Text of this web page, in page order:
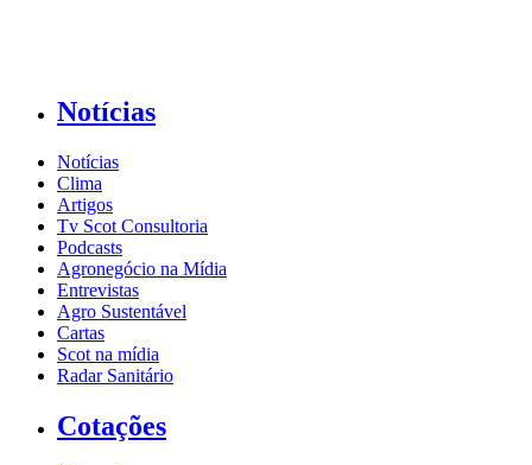
Notícias
Notícias
Clima
Artigos
Tv Scot Consultoria
Podcasts
Agronegócio na Mídia
Entrevistas
Agro Sustentável
Cartas
Scot na mídia
Radar Sanitário
Cotações